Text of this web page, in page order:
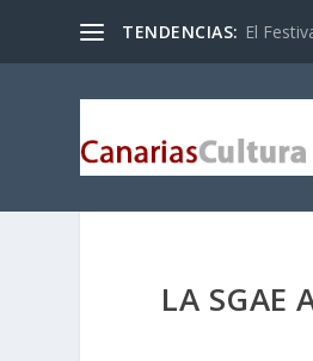
TENDENCIAS: El
LA SGAE